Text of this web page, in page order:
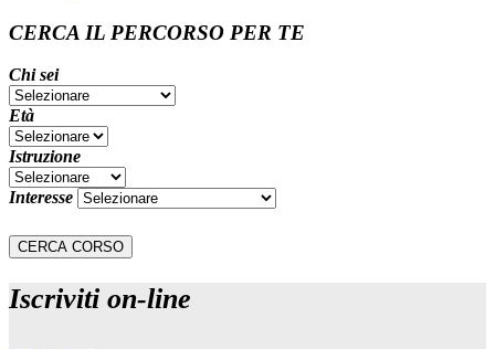
CERCA IL PERCORSO PER TE
Chi sei
Età
Istruzione
Interesse
Iscriviti on-line